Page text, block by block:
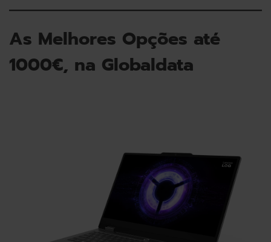
As Melhores Opções até
1000€, na Globaldata